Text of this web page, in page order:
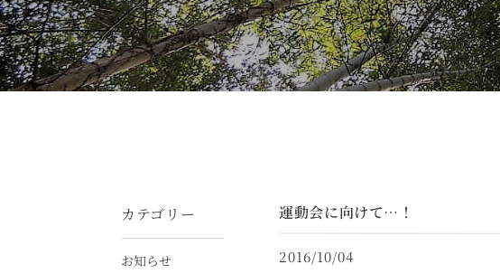
カテゴリー
お知らせ
運動会に向けて…！
2016/10/04